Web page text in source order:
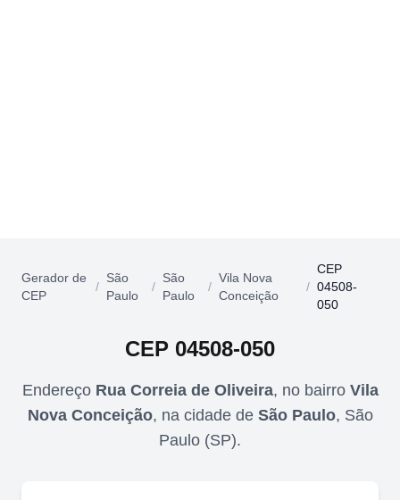
Gerador de
CEP
/
São
Paulo
/
São
Paulo
/
Vila Nova
Conceição
/
CEP
04508-
050
CEP 04508-050
Endereço Rua Correia de Oliveira, no bairro Vila
Nova Conceição, na cidade de São Paulo, São
Paulo (SP).